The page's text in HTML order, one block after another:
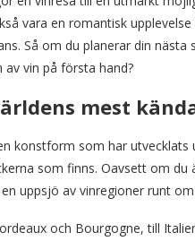
vara en romantisk
Så om du planerar din
av vin på första hand?
mest
konstform som har
som finns. Oavsett om du
uppsjö av vinregioner runt
och Bourgogne, till